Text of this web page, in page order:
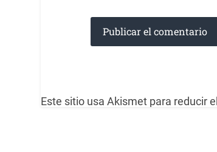
Este sitio usa Akismet para reducir